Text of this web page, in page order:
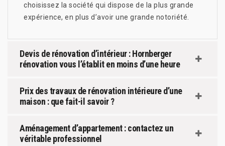
choisissez la société qui dispose de la plus grande
expérience, en plus d’avoir une grande notoriété.
Devis de rénovation d’intérieur : Hornberger
rénovation vous l’établit en moins d’une heure
Prix des travaux de rénovation intérieure d’une
maison : que fait-il savoir ?
Aménagement d’appartement : contactez un
véritable professionnel